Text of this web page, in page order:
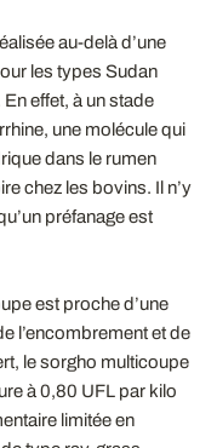
au-delà d’une
les types Sudan
effet, à un stade
une molécule qui
dans le rumen
chez les bovins. Il n’y
préfanage est
est proche d’une
l’encombrement et de
le sorgho multicoupe
à 0,80 UFL par kilo
limitée en